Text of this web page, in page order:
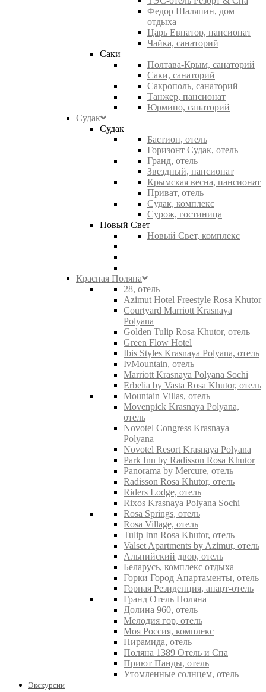
Федор Шаляпин, дом
отдыха
Царь Евпатор, пансионат
Чайка, санаторий
Саки
Полтава-Крым, санаторий
Саки, санаторий
Сакрополь, санаторий
Танжер, пансионат
Юрмино, санаторий
Судак
Судак
Бастион, отель
Горизонт Судак, отель
Гранд, отель
Звездный, пансионат
Крымская весна, пансионат
Приват, отель
Судак, комплекс
Сурож, гостиница
Новый Свет
Новый Свет, комплекс
Красная Поляна
28, отель
Azimut Hotel Freestyle Rosa Khutor
Courtyard Marriott Krasnaya
Polyana
Golden Tulip Rosa Khutor, отель
Green Flow Hotel
Ibis Styles Krasnaya Polyana, отель
IvMountain, отель
Marriott Krasnaya Polyana Sochi
Erbelia by Vasta Rosa Khutor, отель
Mountain Villas, отель
Movenpick Krasnaya Polyana,
отель
Novotel Congress Krasnaya
Polyana
Novotel Resort Krasnaya Polyana
Park Inn by Radisson Rosa Khutor
Panorama by Mercure, отель
Radisson Rosa Khutor, отель
Riders Lodge, отель
Rixos Krasnaya Polyana Sochi
Rosa Springs, отель
Rosa Village, отель
Tulip Inn Rosa Khutor, отель
Valset Apartments by Azimut, отель
Альпийский двор, отель
Беларусь, комплекс отдыха
Горки Город Апартаменты, отель
Горная Резиденция, апарт-отель
Гранд Отель Поляна
Долина 960, отель
Мелодия гор, отель
Моя Россия, комплекс
Пирамида, отель
Поляна 1389 Отель и Спа
Приют Панды, отель
Утомленные солнцем, отель
Экскурсии